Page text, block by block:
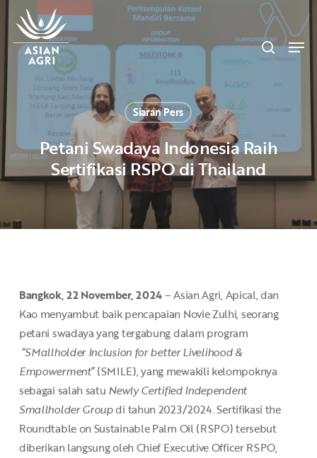
main
content
search
Siaran Pers
Petani Swadaya Indonesia Raih
Sertifikasi RSPO di Thailand
Bangkok, 22 November, 2024– Asian Agri, Apical, dan
Kao menyambut baik pencapaian Novie Zulhi, seorang
petani swadaya yang tergabung dalam program
“SMallholder Inclusion for better Livelihood &
Empowerment” (SMILE), yang mewakili kelompoknya
sebagai salah satu Newly Certified Independent
Smallholder Groupdi tahun 2023/2024. Sertifikasi the
Roundtable on Sustainable Palm Oil (RSPO) tersebut
diberikan langsung oleh Chief Executive Officer RSPO,